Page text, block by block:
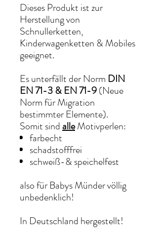
Dieses Produkt ist zur
Herstellung von
Schnullerketten,
Kinderwagenketten & Mobiles
geeignet.
Es unterfällt der Norm DIN
EN 71-3 & EN 71-9(Neue
Norm für Migration
bestimmter Elemente).
Somit sindalleMotivperlen:
farbecht
schadstofffrei
schweiß-& speichelfest
also für Babys Münder völlig
unbedenklich!
In Deutschland hergestellt!